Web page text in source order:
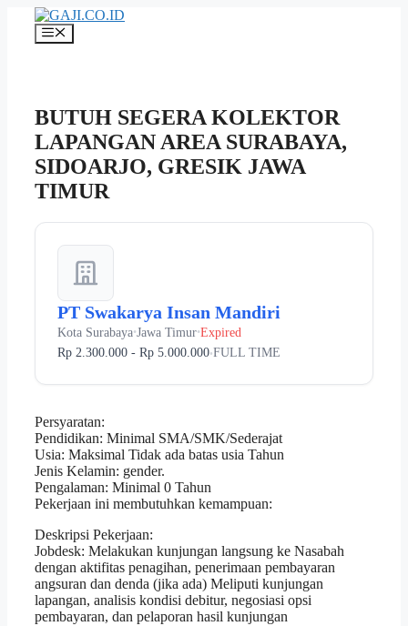
Langsung
Menu
BUTUH SEGERA KOLEKTOR
LAPANGAN AREA SURABAYA,
SIDOARJO, GRESIK JAWA
TIMUR
PT Swakarya Insan Mandiri
Kota Surabaya•Jawa Timur•Expired
Rp 2.300.000 - Rp 5.000.000•FULL TIME
Persyaratan:
Pendidikan: Minimal SMA/SMK/Sederajat
Usia: Maksimal Tidak ada batas usia Tahun
Jenis Kelamin: gender.
Pengalaman: Minimal 0 Tahun
Pekerjaan ini membutuhkan kemampuan:
Deskripsi Pekerjaan:
Jobdesk: Melakukan kunjungan langsung ke Nasabah
dengan aktifitas penagihan, penerimaan pembayaran
angsuran dan denda (jika ada) Meliputi kunjungan
lapangan, analisis kondisi debitur, negosiasi opsi
pembayaran, dan pelaporan hasil kunjungan